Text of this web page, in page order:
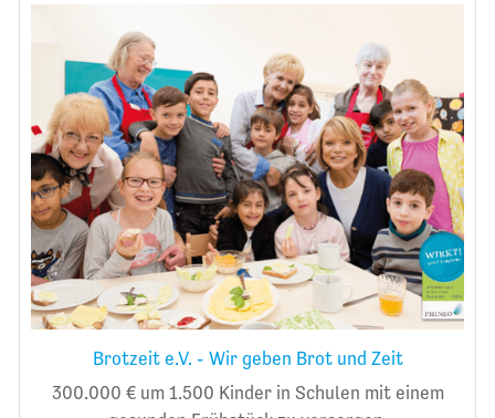
Brotzeit e.V. - Wir geben Brot und Zeit
300.000 € um 1.500 Kinder in Schulen mit einem